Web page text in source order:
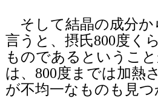
そして結晶の成分か
言うと、摂氏800度く
ものであるというこ
は、800度までは加熱
が不均一なものも見